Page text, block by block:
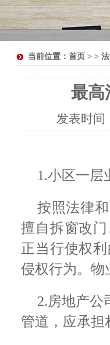
当前位置： 首页 > >
最高
发表时间
1.小区一层
按照法律
擅自拆窗改
正当行使权
侵权行为。物
2.房地产公
管道，应承担